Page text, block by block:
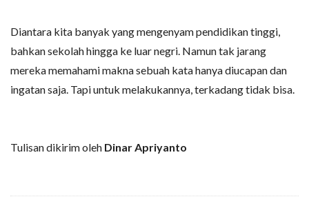
Diantara kita banyak yang mengenyam pendidikan tinggi,
bahkan sekolah hingga ke luar negri. Namun tak jarang
mereka memahami makna sebuah kata hanya diucapan dan
ingatan saja. Tapi untuk melakukannya, terkadang tidak bisa.
Tulisan dikirim oleh Dinar Apriyanto